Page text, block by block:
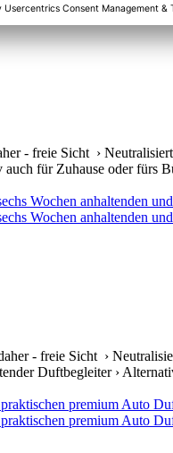
- freie Sicht ›
für Zuhause oder fürs
- freie Sicht ›
Duftbegleiter ›